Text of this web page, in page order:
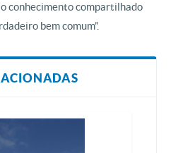
conhecimento compartilhado
bem comum”.